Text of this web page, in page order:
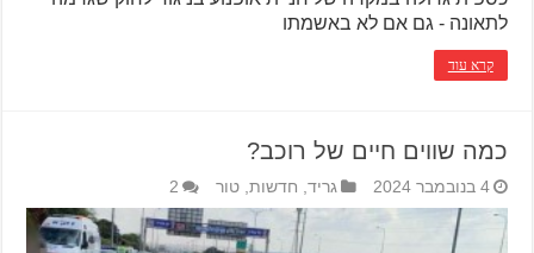
לתאונה - גם אם לא באשמתו
קרא עוד
כמה שווים חיים של רוכב?
4 בנובמבר 2024 גריד חדשות ,טור 2